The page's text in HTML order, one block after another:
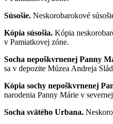
Súsošie. Neskorobarokové
Kópia súsošia. Kópia
v Pamiatkovej zóne.
Socha nepoškvrnenej Panny
sa v depozite Múzea Andreja
Kópia sochy nepoškvrnenej
narodenia Panny Márie v
Socha svätého Urbana.